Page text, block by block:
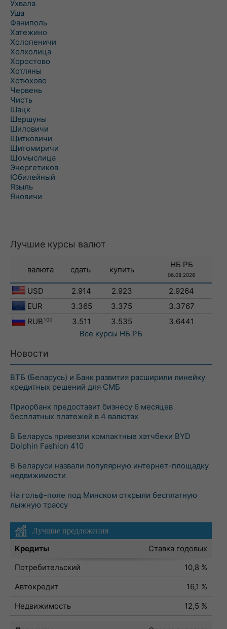
Ухвала
Уша
Фаниполь
Хатежино
Холопеничи
Холхолица
Хоростово
Хотляны
Хотюхово
Червень
Чисть
Шацк
Шершуны
Шиловичи
Щитковичи
Щитомиричи
Щомыслица
Энергетиков
Юбилейный
Языль
Яновичи
Лучшие курсы валют
валюта сдать купить
НБ РБ
06.08.2026
USD 2.914 2.923
2.9264
EUR
3.365 3.375
3.3767
RUB 100 3.511 3.535
3.6441
Все курсы НБ РБ
Новости
ВТБ (Беларусь) и Банк развития расширили линейку
кредитных решений для СМБ
Приорбанк предоставит бизнесу 6 месяцев
бесплатных платежей в 4 валютах
В Беларусь привезли компактные хэтчбеки BYD
Dolphin Fashion 410
В Беларуси назвали популярную интернет-площадку
недвижимости
На гольф-поле под Минском открыли бесплатную
лыжную трассу
Лучшие предложения
Кредиты
Ставка годовых
Потребительский
10,8 %
Автокредит
16,1 %
Недвижимость
12,5 %